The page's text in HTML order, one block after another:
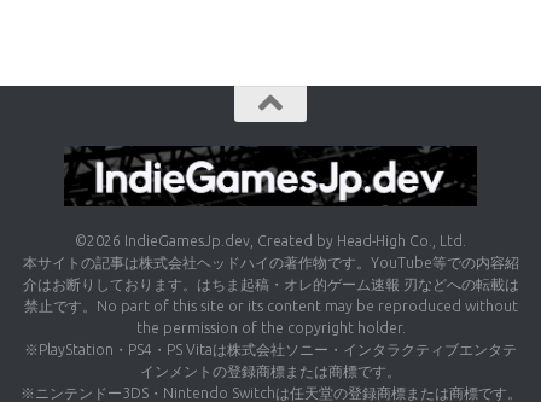
©2026 IndieGamesJp.dev, Created by Head-High Co., Ltd.
本サイトの記事は株式会社ヘッドハイの著作物です。YouTube等での内容紹
介はお断りしております。はちま起稿・オレ的ゲーム速報 刃などへの転載は
禁止です。No part of this site or its content may be reproduced without
the permission of the copyright holder.
※PlayStation・PS4・PS Vitaは株式会社ソニー・インタラクティブエンタテ
インメントの登録商標または商標です。
※ニンテンドー3DS・Nintendo Switchは任天堂の登録商標または商標です。